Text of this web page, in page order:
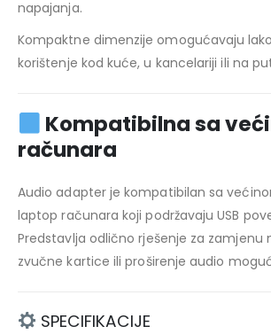
napajanja.
Kompaktne dimenzije omogućavaju
korištenje kod kuće, u kancelariji ili na
Kompatibilna sa
računara
Audio adapter je kompatibilan sa
laptop računara koji podržavaju USB
Predstavlja odlično rješenje za zamjenu
zvučne kartice ili proširenje audio
SPECIFIKACIJE